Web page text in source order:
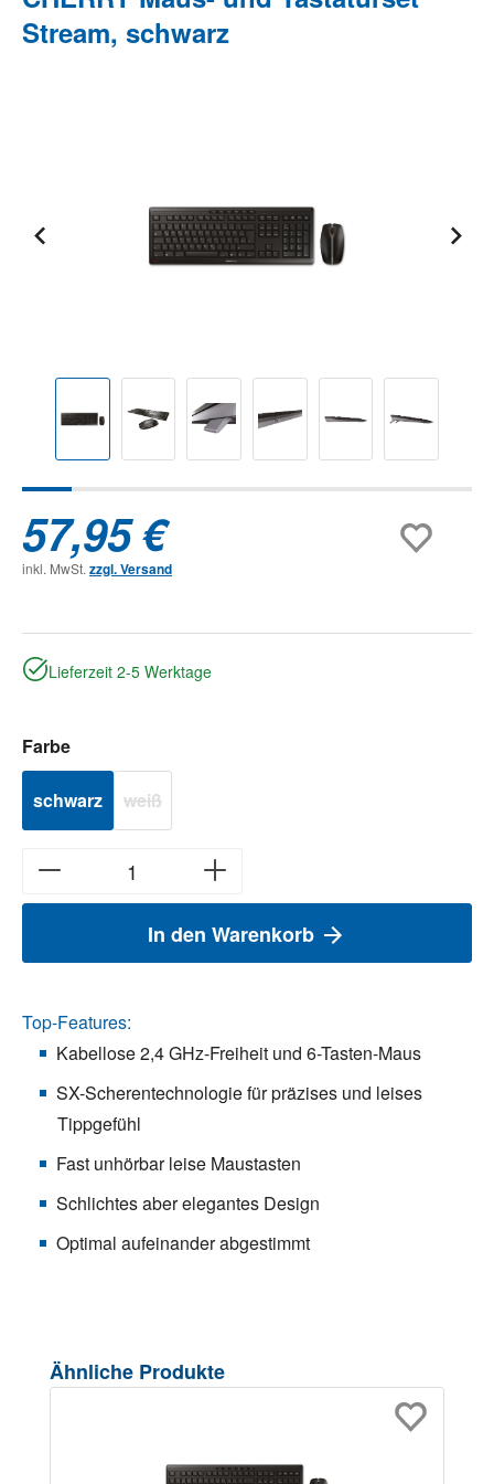
Stream, schwarz
57,95 €
inkl. MwSt. zzgl. Versand
Lieferzeit 2-5 Werktage
Farbeauswählen
schwarz weiß(Diese Option ist zurzeit nicht verfügbar.)
In den Warenkorb
Top-Features:
Kabellose 2,4 GHz-Freiheit und 6-Tasten-Maus
SX-Scherentechnologie für präzises und leises
Tippgefühl
Fast unhörbar leise Maustasten
Schlichtes aber elegantes Design
Optimal aufeinander abgestimmt
Produktgalerie überspringen
Ähnliche Produkte